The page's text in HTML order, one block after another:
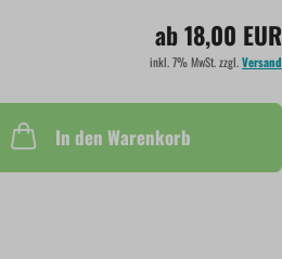
ab 18,00 EUR
inkl. 7% MwSt. zzgl.Versand
In den Warenkorb